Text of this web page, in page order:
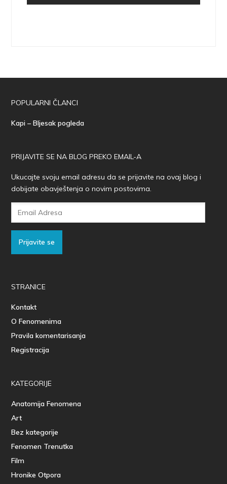
POPULARNI ČLANCI
Kapi – Bljesak pogleda
PRIJAVITE SE NA BLOG PREKO EMAIL-A
Ukucajte svoju email adresu da se prijavite na ovaj blog i
dobijate obavještenja o novim postovima.
Prijavite se
STRANICE
Kontakt
O Fenomenima
Pravila komentarisanja
Registracija
KATEGORIJE
Anatomija Fenomena
Art
Bez kategorije
Fenomen Trenutka
Film
Hronike Otpora